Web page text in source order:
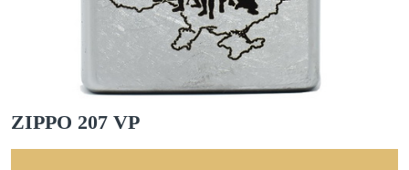
ZIPPO 207 VP